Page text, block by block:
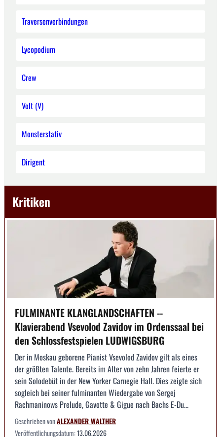
Traversenverbindungen
Lycopodium
Crew
Volt (V)
Monsterstativ
Dirigent
Kritiken
FULMINANTE KLANGLANDSCHAFTEN --
Klavierabend Vsevolod Zavidov im Ordenssaal bei
den Schlossfestspielen LUDWIGSBURG
Der in Moskau geborene Pianist Vsevolod Zavidov gilt als eines
der größten Talente. Bereits im Alter von zehn Jahren feierte er
sein Solodebüt in der New Yorker Carnegie Hall. Dies zeigte sich
sogleich bei seiner fulminanten Wiedergabe von Sergej
Rachmaninows Prelude, Gavotte & Gigue nach Bachs E-Du...
Geschrieben vonALEXANDER WALTHER
Veröffentlichungsdatum:13.06.2026